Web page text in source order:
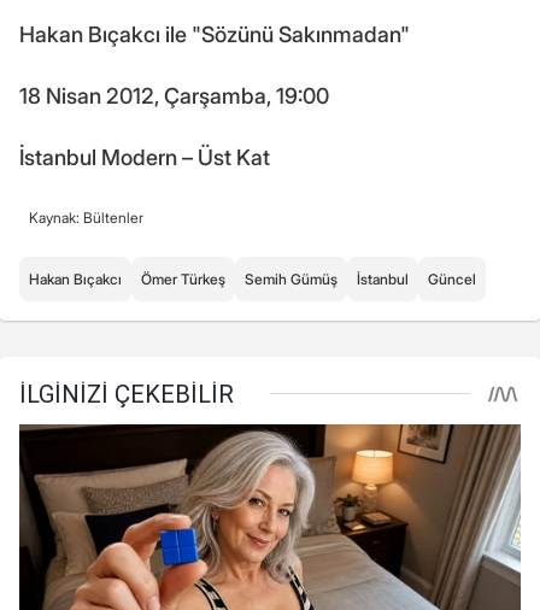
Hakan Bıçakcı ile "Sözünü Sakınmadan"
18 Nisan 2012, Çarşamba, 19:00
İstanbul Modern – Üst Kat
Kaynak: Bültenler
Hakan Bıçakcı Ömer Türkeş Semih Gümüş İstanbul Güncel